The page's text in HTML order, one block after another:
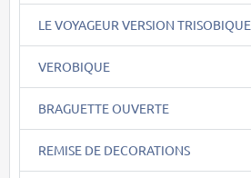
LE VOYAGEUR VERSION TRISOBIQUE
VEROBIQUE
BRAGUETTE OUVERTE
REMISE DE DECORATIONS